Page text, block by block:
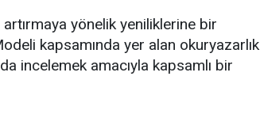
yönelik yeniliklerine bir
kapsamında yer alan okuryazarlık
incelemek amacıyla kapsamlı bir